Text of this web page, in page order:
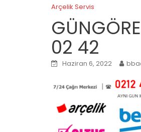
Arçelik Servis
02 42
Haziran 6, 2022